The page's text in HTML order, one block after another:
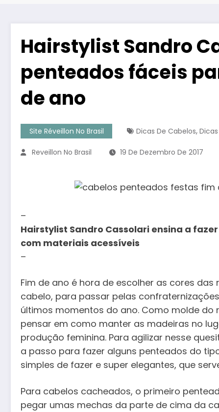
Hairstylist Sandro
penteados fáceis
de ano
Site Réveillon No Brasil Dicas De Cabelos,
Reveillon No Brasil 19 De Dezembro De 2017
–
Hairstylist Sandro Cassolari ensina a
com materiais acessíveis
–
Fim de ano é hora de escolher as cores
cabelo, para passar pelas
últimos momentos do ano. Como molde
pensar em como manter as madeiras no
produção feminina. Para agilizar nesse
a passo para fazer alguns penteados do
simples de fazer e super elegantes, que
Para cabelos cacheados, o primeiro
pegar umas mechas da parte de cima da